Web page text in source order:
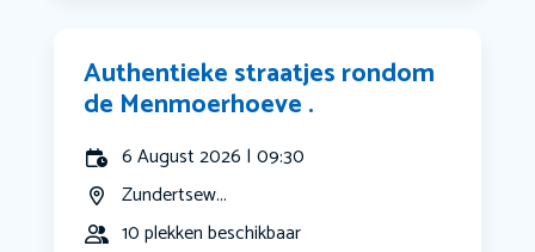
Authentieke straatjes rondom
de Menmoerhoeve .
6 August 2026 | 09:30
Zundertsew...
10 plekken beschikbaar